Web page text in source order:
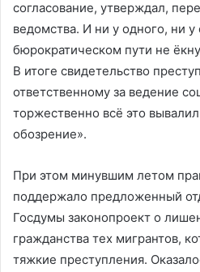
согласование, утверждал,
ведомства. И ни у одного, ни
бюрократическом пути не
В итоге свидетельство
ответственному за ведение
торжественно всё это
обозрение».
При этом минувшим летом
поддержало предложенный
Госдумы законопроект о
гражданства тех мигрантов,
тяжкие преступления.